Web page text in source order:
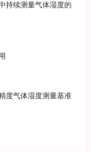
持续测量气体湿度的
度气体湿度测量基准